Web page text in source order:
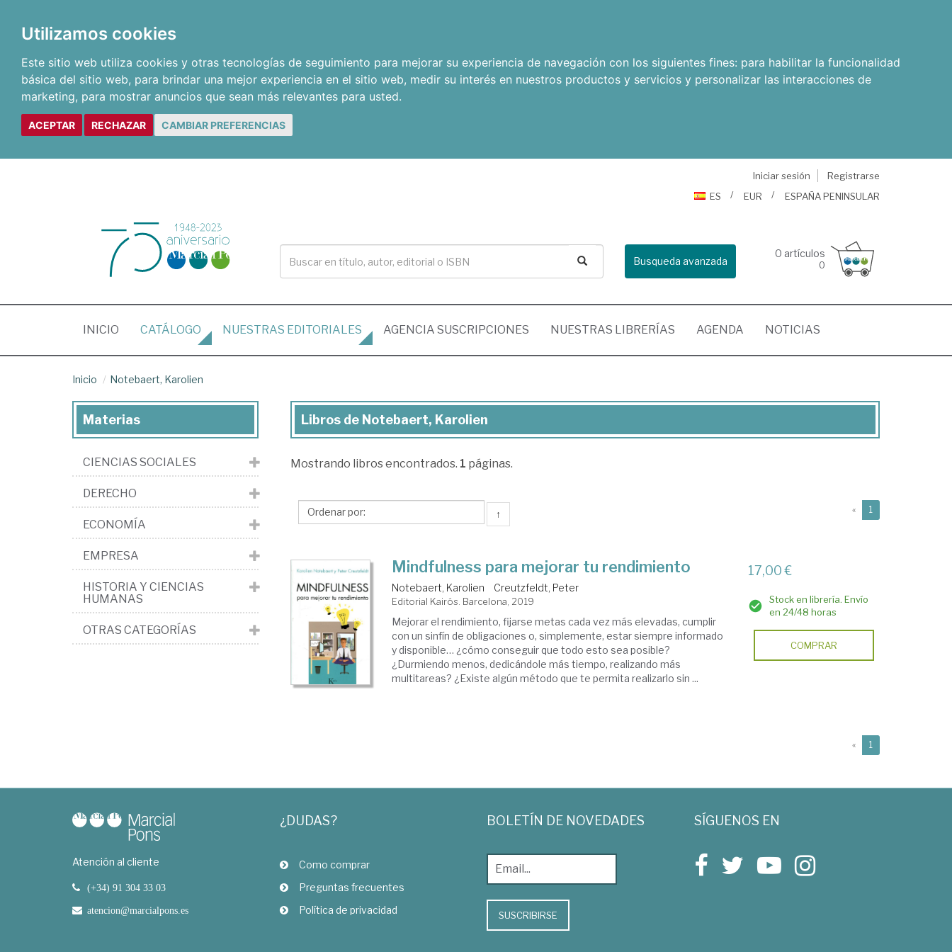
Utilizamos cookies
Este sitio web utiliza cookies y otras tecnologías de seguimiento para mejorar su experiencia de navegación con los siguientes fines: para habilitar la funcionalidad
básica del sitio web, para brindar una mejor experiencia en el sitio web, medir su interés en nuestros productos y servicios y personalizar las interacciones de
marketing, para mostrar anuncios que sean más relevantes para usted.
ACEPTAR RECHAZAR CAMBIAR PREFERENCIAS
Iniciar sesión
Registrarse
ES
EUR ESPAÑA PENINSULAR
Busqueda avanzada
0 artículos
0
INICIO (CURRENT)
CATÁLOGO NUESTRAS EDITORIALES AGENCIA SUSCRIPCIONES NUESTRAS LIBRERÍAS AGENDA NOTICIAS
Inicio Notebaert, Karolien
Libros
Notebaert,
Libros de Notebaert, Karolien
Mostrando libros encontrados. 1 páginas.
↑ « 1
Mindfulness para mejorar tu rendimiento
Notebaert, Karolien Creutzfeldt, Peter
Editorial Kairós. Barcelona, 2019
Mejorar el rendimiento, fijarse metas cada vez más elevadas, cumplir
con un sinfín de obligaciones o, simplemente, estar siempre informado
y disponible… ¿cómo conseguir que todo esto sea posible?
¿Durmiendo menos, dedicándole más tiempo, realizando más
multitareas? ¿Existe algún método que te permita realizarlo sin ...
17,00 €
Stock en librería. Envío
en 24/48 horas
COMPRAR
« 1
Materias
CIENCIAS SOCIALES
DERECHO
ECONOMÍA
EMPRESA
HISTORIA Y CIENCIAS
HUMANAS
OTRAS CATEGORÍAS
Atención al cliente
(+34) 91 304 33 03
atencion@marcialpons.es
¿DUDAS?
Como comprar
Preguntas frecuentes
Política de privacidad
BOLETÍN DE NOVEDADES
SUSCRIBIRSE
SÍGUENOS EN